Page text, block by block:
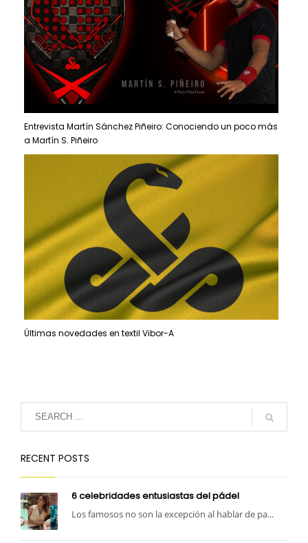
Entrevista Martín Sánchez Piñeiro: Conociendo un poco más
a Martín S. Piñeiro
Últimas novedades en textil Vibor-A
RECENT POSTS
6 celebridades entusiastas del pádel
Los famosos no son la excepción al hablar de pa...